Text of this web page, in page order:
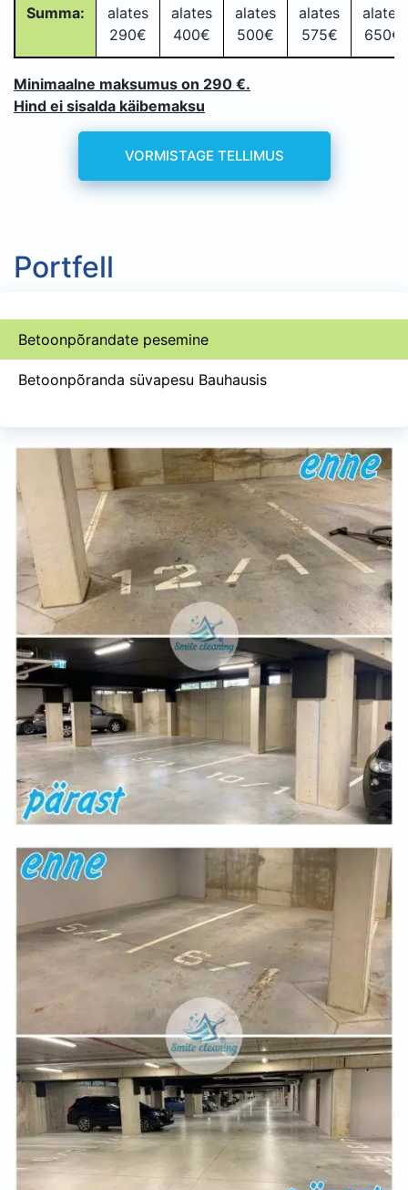
Summa:
alates
290€
alates
400€
alates
500€
alates
575€
alates
650€
Minimaalne maksumus on 290 €.
Hind ei sisalda käibemaksu
VORMISTAGE TELLIMUS
Portfell
Betoonpõrandate pesemine
Betoonpõranda süvapesu Bauhausis